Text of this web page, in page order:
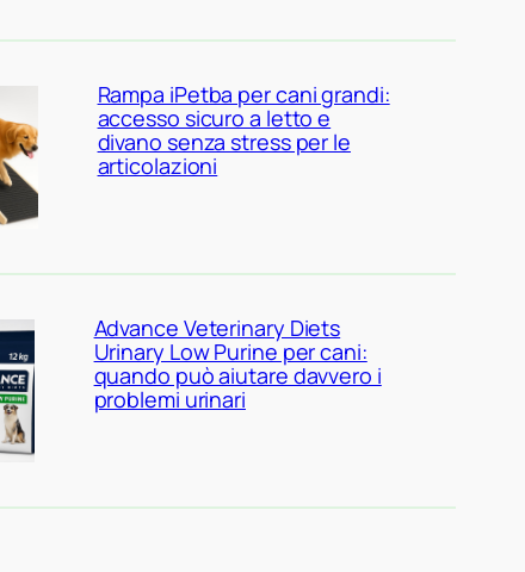
Rampa iPetba per cani grandi:
accesso sicuro a letto e
divano senza stress per le
articolazioni
Advance Veterinary Diets
Urinary Low Purine per cani:
quando può aiutare davvero i
problemi urinari